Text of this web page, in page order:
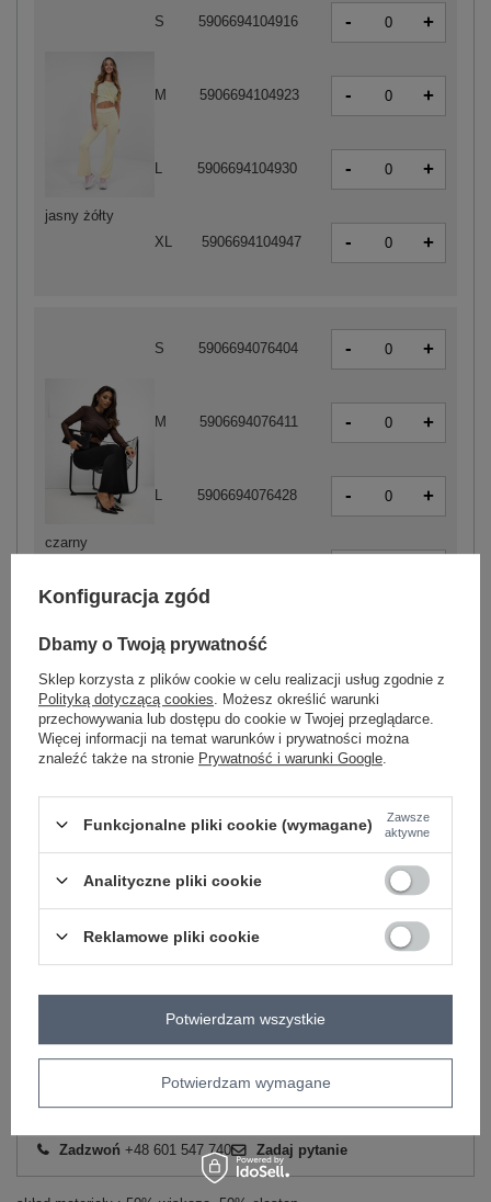
jasny żółty
S 5906694104916 - +
M 5906694104923 - +
L 5906694104930 - +
XL 5906694104947 - +
czarny
S 5906694076404 - +
M 5906694076411 - +
L 5906694076428 - +
S 5906694137037 - +
M 5906694137044 -
L 5906694137051 - +
+
ZALOGUJ SIĘ I ZOBACZ CENĘ
Zadzwoń +48 601 547 740 Zadaj pytanie
Konfiguracja zgód
Dbamy o Twoją prywatność
Sklep korzysta z plików cookie w celu realizacji usług zgodnie z
Polityką dotyczącą cookies . Możesz określić warunki
przechowywania lub dostępu do cookie w Twojej przeglądarce.
Więcej informacji na temat warunków i prywatności można
znaleźć także na stronie Prywatność i warunki Google
Funkcjonalne pliki cookie (wymagane)
Zawsze
aktywne
Analityczne pliki cookie
Reklamowe pliki cookie
Potwierdzam wymagane
Potwierdzam wszystkie